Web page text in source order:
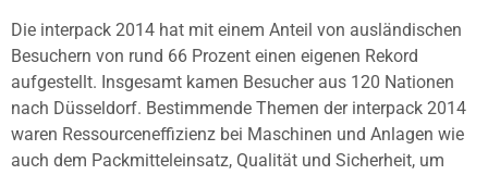
Die interpack 2014 hat mit einem Anteil von ausländischen
Besuchern von rund 66 Prozent einen eigenen Rekord
aufgestellt. Insgesamt kamen Besucher aus 120 Nationen
nach Düsseldorf. Bestimmende Themen der interpack 2014
waren Ressourceneffizienz bei Maschinen und Anlagen wie
auch dem Packmitteleinsatz, Qualität und Sicherheit, um